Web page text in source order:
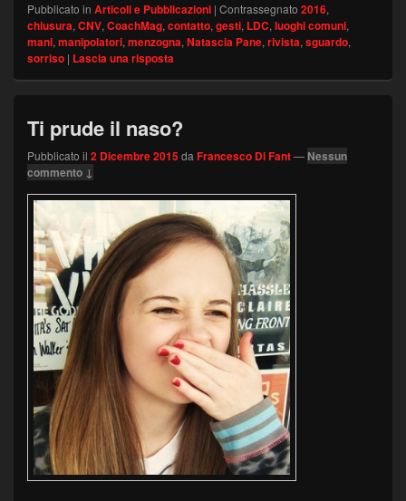
Pubblicato in Articoli e Pubblicazioni | Contrassegnato 2016,
chiusura, CNV, CoachMag, contatto, gesti, LDC, luoghi comuni,
mani, manipolatori, menzogna, Natascia Pane, rivista, sguardo,
sorriso | Lascia una risposta
Ti prude il naso?
Pubblicato il 2 Dicembre 2015da Francesco Di Fant— Nessun
commento ↓